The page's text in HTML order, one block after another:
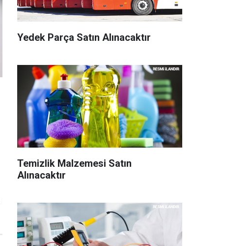
Yedek Parça Satın Alınacaktır
Temizlik Malzemesi Satın
Alınacaktır